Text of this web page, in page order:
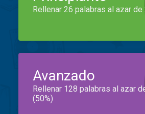
Rellenar 26 palabras al azar de
Avanzado
Rellenar 128 palabras al azar
(50%)